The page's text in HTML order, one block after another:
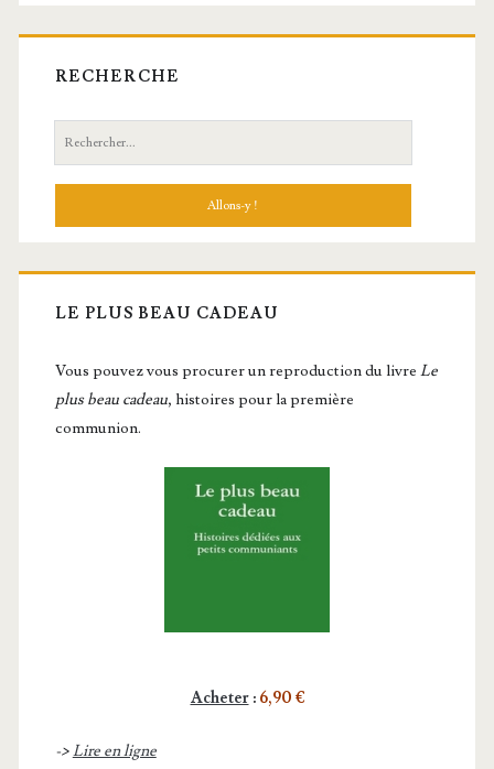
RECHERCHE
Recherche:
LE PLUS BEAU CADEAU
Vous pou­vez vous pro­cu­rer un repro­duc­tion du livre Le
plus beau cadeau, histoires pour la première
communion.
Acheter: 6,90 €
->Lire en ligne